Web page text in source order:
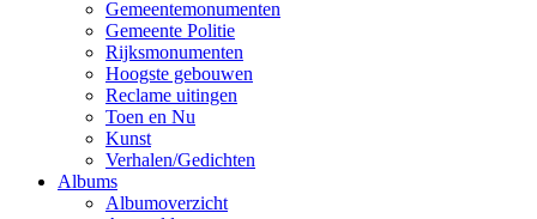
Gemeentemonumenten
Gemeente Politie
Rijksmonumenten
Hoogste gebouwen
Reclame uitingen
Toen en Nu
Kunst
Verhalen/Gedichten
Albums
Albumoverzicht